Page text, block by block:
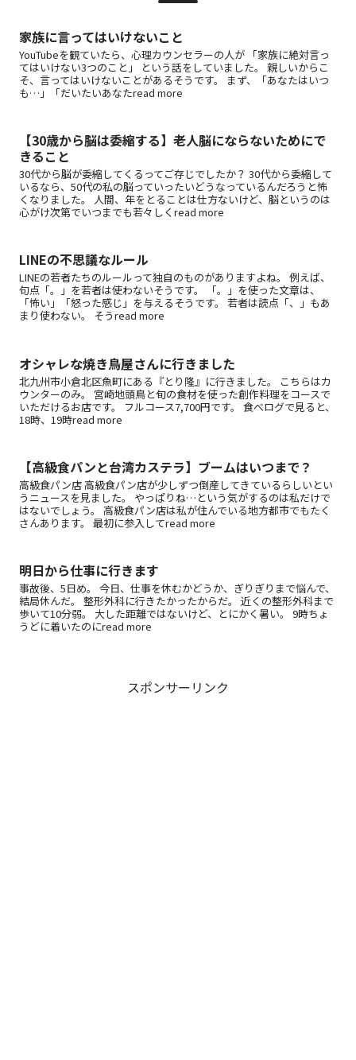
家族に言ってはいけないこと
YouTubeを観ていたら、心理カウンセラーの人が 「家族に絶対言っ
てはいけない3つのこと」 という話をしていました。 親しいからこ
そ、言ってはいけないことがあるそうです。 まず、「あなたはいつ
も…」「だいたいあなたread more
【30歳から脳は委縮する】老人脳にならないためにで
きること
30代から脳が委縮してくるってご存じでしたか？ 30代から委縮して
いるなら、50代の私の脳っていったいどうなっているんだろうと怖
くなりました。 人間、年をとることは仕方ないけど、脳というのは
心がけ次第でいつまでも若々しくread more
LINEの不思議なルール
LINEの若者たちのルールって独自のものがありますよね。 例えば、
句点「。」を若者は使わないそうです。 「。」を使った文章は、
「怖い」「怒った感じ」を与えるそうです。 若者は読点「、」もあ
まり使わない。 そうread more
オシャレな焼き鳥屋さんに行きました
北九州市小倉北区魚町にある『とり隆』に行きました。 こちらはカ
ウンターのみ。 宮崎地頭鳥と旬の食材を使った創作料理をコースで
いただけるお店です。 フルコース7,700円です。 食べログで見ると、
18時、19時read more
【高級食パンと台湾カステラ】ブームはいつまで？
高級食パン店 高級食パン店が少しずつ倒産してきているらしいとい
うニュースを見ました。 やっぱりね…という気がするのは私だけで
はないでしょう。 高級食パン店は私が住んでいる地方都市でもたく
さんあります。 最初に参入してread more
明日から仕事に行きます
事故後、5日め。 今日、仕事を休むかどうか、ぎりぎりまで悩んで、
結局休んだ。 整形外科に行きたかったからだ。 近くの整形外科まで
歩いて10分弱。 大した距離ではないけど、とにかく暑い。 9時ちょ
うどに着いたのにread more
スポンサーリンク